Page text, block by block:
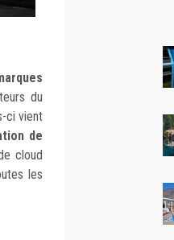
du
ci vient
de
cloud
les